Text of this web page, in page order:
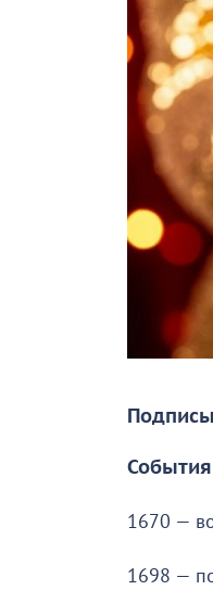
События
1670 —
1698 —